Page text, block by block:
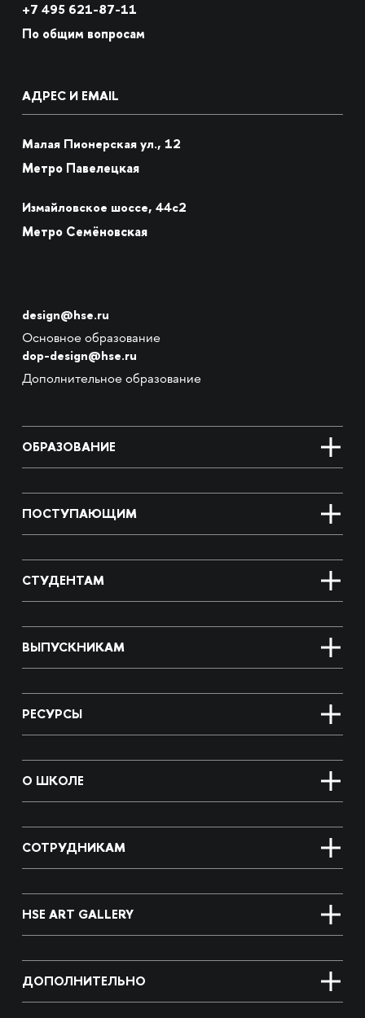
+7 495 621-87-11
По общим вопросам
АДРЕС И EMAIL
Малая Пионерская ул., 12
Метро Павелецкая
Измайловское шоссе, 44с2
Метро Семёновская
design@hse.ru
Основное образование
dop-design@hse.ru
Дополнительное образование
ОБРАЗОВАНИЕ
ПОСТУПАЮЩИМ
СТУДЕНТАМ
ВЫПУСКНИКАМ
РЕСУРСЫ
О ШКОЛЕ
СОТРУДНИКАМ
HSE ART GALLERY
ДОПОЛНИТЕЛЬНО